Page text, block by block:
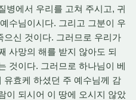
병에서 우리를 고쳐 주시고, 귀
수님이시다. 그리고 그분이 우
으신 것이다. 그러므로 우리가
사망의 해를 받지 않아도 되
것이다. 그러므로 하나님이 베
유효케 하셨던 주 예수님께 감
이 되시어 이 땅에 오시지 않았